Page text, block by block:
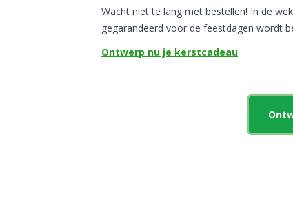
Wacht niet te lang met bestellen! In de
gegarandeerd voor de feestdagen wordt
Ontwerp nu je kerstcadeau